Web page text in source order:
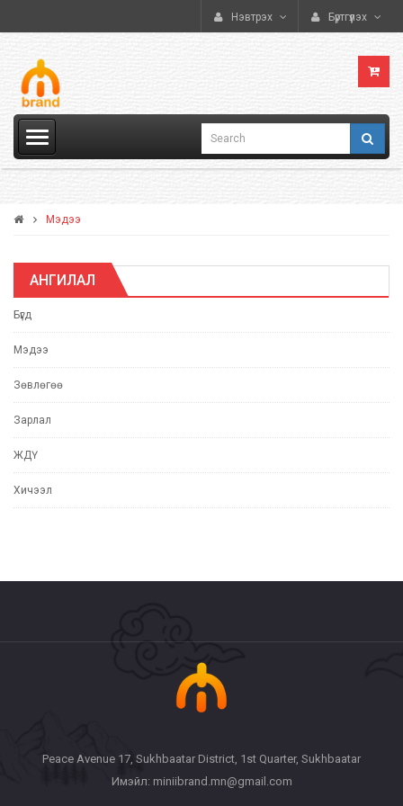
Нэвтрэх Бүртгүүлэх
Мэдээ
АНГИЛАЛ
Бүгд
Мэдээ
Зөвлөгөө
Зарлал
ЖДҮ
Хичээл
Peace Avenue 17, Sukhbaatar District, 1st Quarter, Sukhbaatar
Имэйл: miniibrand.mn@gmail.com